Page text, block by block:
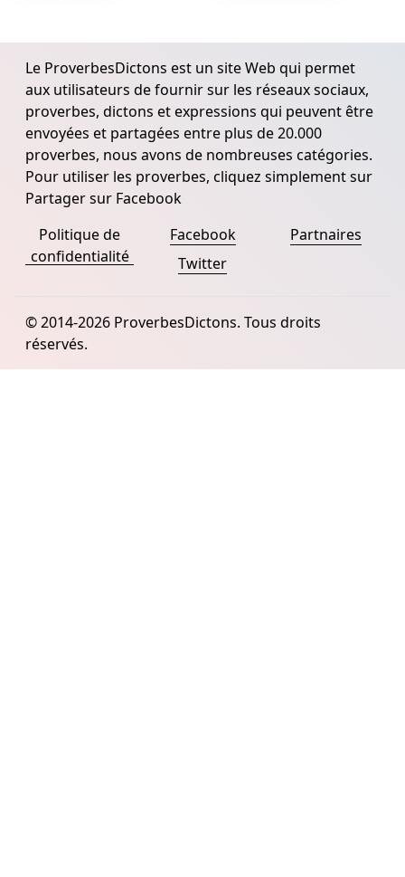
Le ProverbesDictons est un site Web qui permet
aux utilisateurs de fournir sur les réseaux sociaux,
proverbes, dictons et expressions qui peuvent être
envoyées et partagées entre plus de 20.000
proverbes, nous avons de nombreuses catégories.
Pour utiliser les proverbes, cliquez simplement sur
Partager sur Facebook
Politique de
confidentialité
Facebook
Twitter
Partnaires
© 2014-2026 ProverbesDictons. Tous droits
réservés.